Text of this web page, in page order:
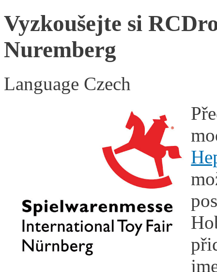
Vyzkoušejte si
Nuremberg
Language Czech